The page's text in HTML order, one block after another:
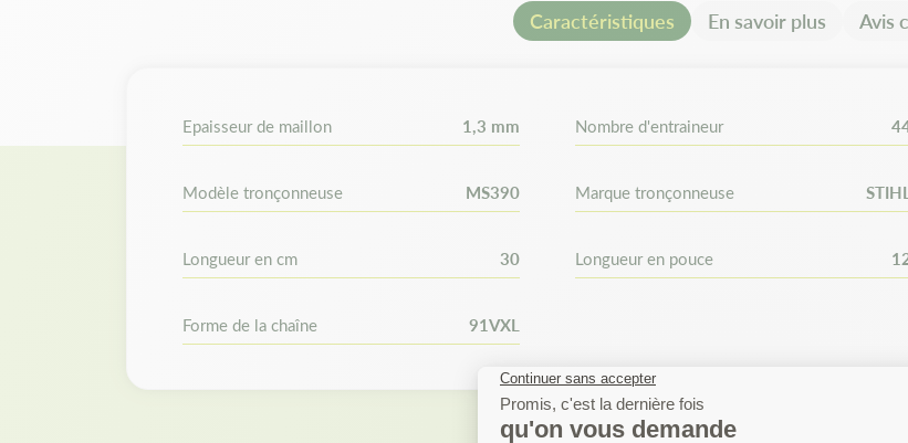
Ceci est en
Caractéristiques En savoir plus Avis
Epaisseur de maillon 1,3 mm Nombre d'entraineur
Modèle tronçonneuse MS390 Marque tronçonneuse
Longueur en cm 30 Longueur en pouce
Forme de la chaîne 91VXL